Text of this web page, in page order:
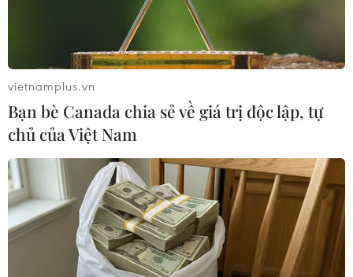
Putin: Nga đưa tổ hợp tên lửa thế hệ mới
vietnamplus.vn
Bạn bè Canada chia sẻ về giá trị độc lập, tự
chủ của Việt Nam